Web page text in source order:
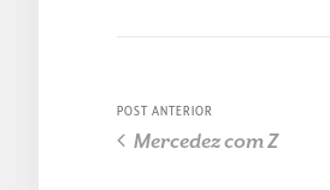
POST ANTERIOR
Mercedez com Z